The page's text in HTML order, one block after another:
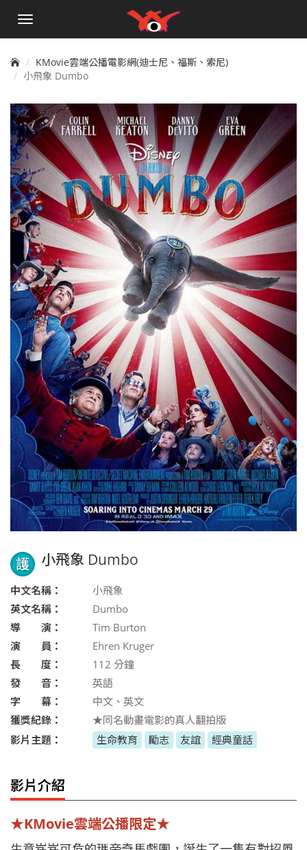
手
單
KMovie雲端公播電影網(迪士尼、福斯、索尼)
小飛象 Dumbo
護 小飛象 Dumbo
中文名稱：
小飛象
英文名稱：
Dumbo
導 演：
Tim Burton
演 員：
Ehren Kruger
長 度：
112 分鐘
發 音：
英語
字 幕：
中文、英文
獲獎紀錄：
★同名動畫電影的真人翻拍版
影片主題：
生命教育 勵志 友誼 經典童話
影片介紹
★KMovie雲端公播限定★